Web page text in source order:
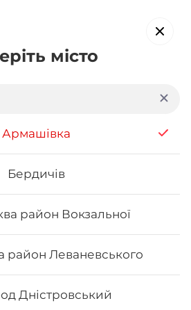
місто
Армашівка
Бердичів
район Вокзальної
район Леваневського
Дністровський
в